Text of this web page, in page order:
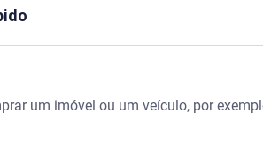
necessários para
um imóvel ou um veículo, por